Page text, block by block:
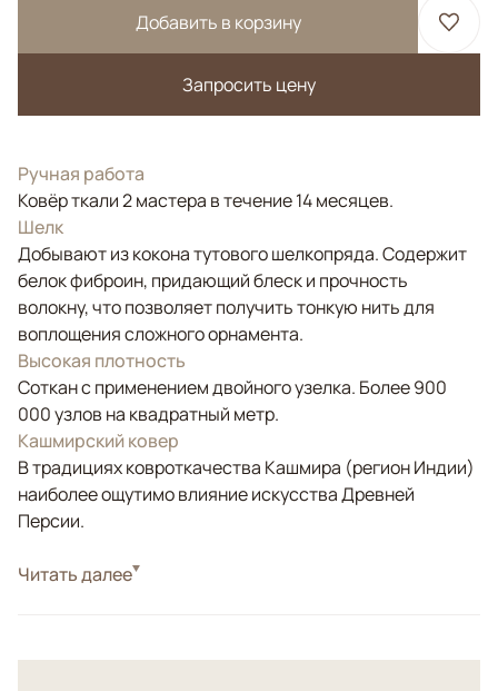
Добавить в корзину
Запросить цену
Ручная работа
Ковёр ткали 2 мастера в течение 14 месяцев.
Шелк
Добывают из кокона тутового шелкопряда. Содержит
белок фиброин, придающий блеск и прочность
волокну, что позволяет получить тонкую нить для
воплощения сложного орнамента.
Высокая плотность
Соткан с применением двойного узелка. Более 900
000 узлов на квадратный метр.
Кашмирский ковер
В традициях ковроткачества Кашмира (регион Индии)
наиболее ощутимо влияние искусства Древней
Персии.
СтильКлассические
Читать далее